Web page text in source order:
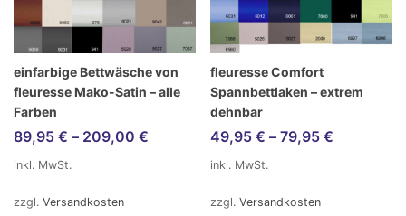
einfarbige Bettwäsche von
fleuresse Mako-Satin – alle
Farben
89,95 € – 209,00 €
inkl. MwSt.
zzgl. Versandkosten
fleuresse Comfort
Spannbettlaken – extrem
dehnbar
49,95 € – 79,95 €
inkl. MwSt.
zzgl. Versandkosten